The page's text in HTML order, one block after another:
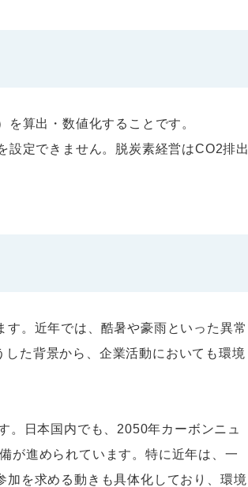
算出・数値化することです。
設定できません。脱炭素経営はCO2排出
。近年では、酷暑や豪雨といった異常
た背景から、企業活動においても環境
。日本国内でも、2050年カーボンニュ
が進められています。特に近年は、一
を求める動きも具体化しており、環境